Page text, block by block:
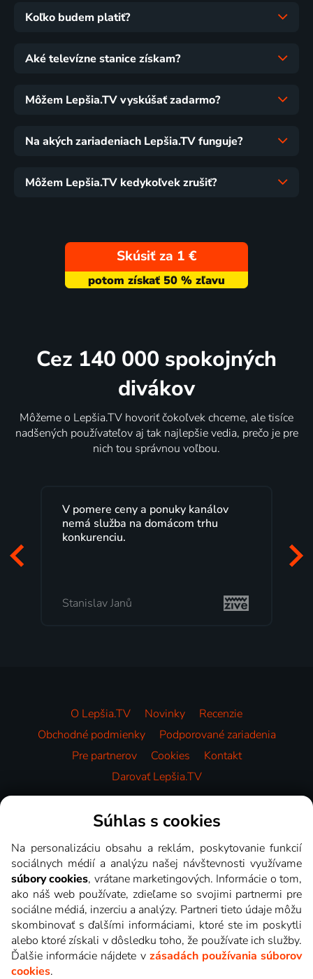
Koľko budem platiť?
Aké televízne stanice získam?
Môžem Lepšia.TV vyskúšať zadarmo?
Na akých zariadeniach Lepšia.TV funguje?
Môžem Lepšia.TV kedykoľvek zrušiť?
Skúsiť za 1 €
Cez 140 000 spokojných
divákov
Môžeme o Lepšia.TV hovoriť čokoľvek chceme, ale tisíce
nadšených používateľov aj tak najlepšie vedia, prečo je pre
nich tou správnou voľbou.
V pomere ceny a ponuky kanálov
nemá služba na domácom trhu
konkurenciu.
Stanislav Janů
O Lepšia.TV Novinky
Recenzie
Obchodné podmienky
Podporované zariadenia
Pre partnerov
Cookies
Kontakt
Darovať Lepšia.TV
Videotéka
Súhlas s cookies
Na personalizáciu obsahu a reklám, poskytovanie funkcií
sociálnych médií a analýzu našej návštevnosti využívame
súbory cookies, vrátane marketingových. Informácie o tom,
ako náš web používate, zdieľame so svojimi partnermi pre
sociálne médiá, inzerciu a analýzy. Partneri tieto údaje môžu
skombinovať s ďalšími informáciami, ktoré ste im poskytli
alebo ktoré získali v dôsledku toho, že používate ich služby.
Ďalšie informácie nájdete v zásadách používania súborov
cookies.